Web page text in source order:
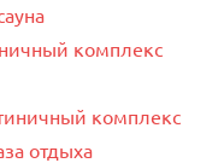
комплекс
комплекс
отдыха